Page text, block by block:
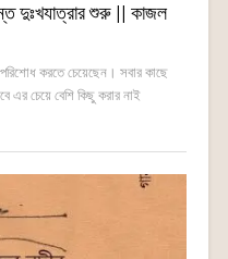
দুঃখযাত্রার শুরু || কাজল
করতে চেয়েছেন। সবার কাছে
এর চেয়ে বেশি কিছু করার নাই